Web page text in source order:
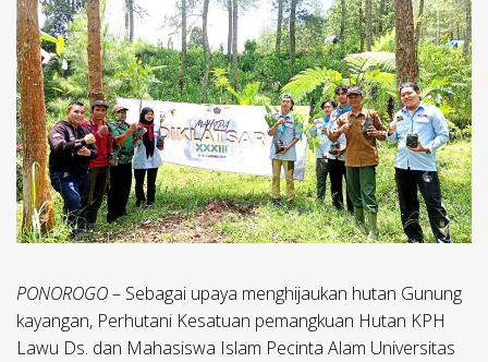
PONOROGO– Sebagai upaya menghijaukan hutan Gunung
kayangan, Perhutani Kesatuan pemangkuan Hutan KPH
Lawu Ds. dan Mahasiswa Islam Pecinta Alam Universitas